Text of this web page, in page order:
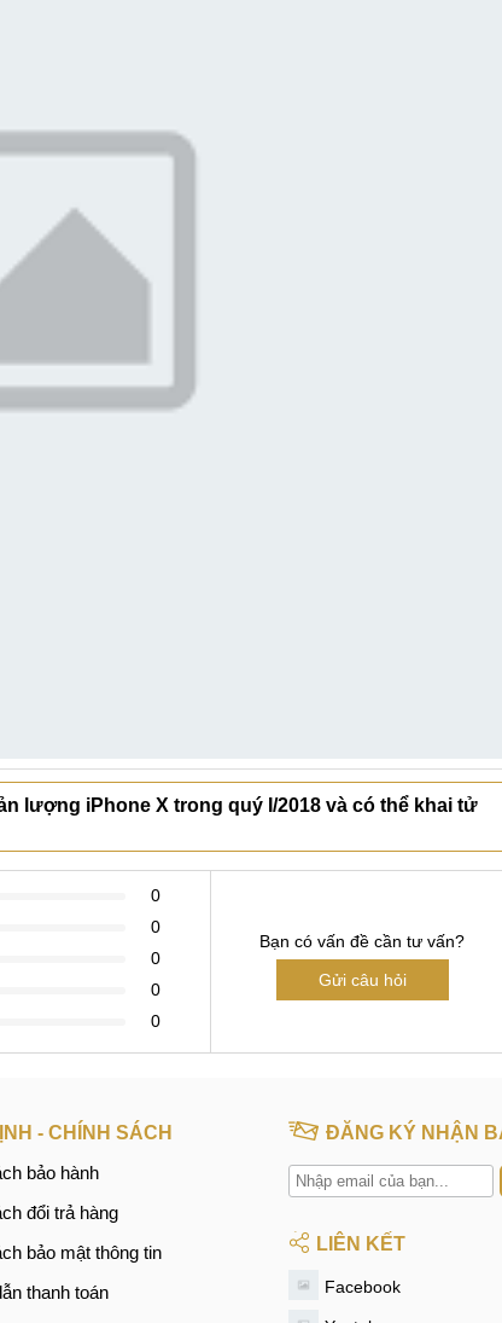
lượng iPhone X trong quý I/2018 và có thể khai tử
0
0
0
0
0
Bạn có vấn đề cần tư vấn?
Gửi câu hỏi
- CHÍNH SÁCH
bảo hành
đổi trả hàng
bảo mật thông tin
thanh toán
ĐĂNG KÝ NHẬN
LIÊN KẾT
Facebook